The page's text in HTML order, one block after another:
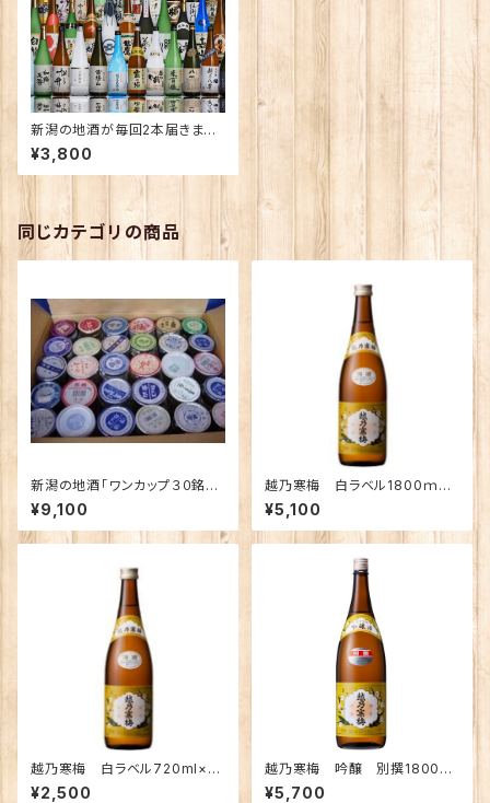
新潟の地酒が毎回2本届きます！
【定期便】
¥3,800
同じカテゴリの商品
新潟の地酒「ワンカップ３０銘
柄」飲み比べ【定期便】
¥9,100
越乃寒梅 白ラベル1800ｍｌ×
2本【定期便】
¥5,100
越乃寒梅 白ラベル720ml×2
本【定期便】
¥2,500
越乃寒梅 吟醸 別撰1800ｍ
ｌ ×2本【定期便】
¥5,700